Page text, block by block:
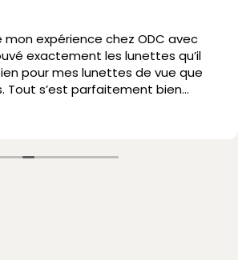
expérience chez ODC avec
exactement les lunettes qu’il
pour mes lunettes de vue que
Tout s’est parfaitement bien
et un accompagnement au
vivement !